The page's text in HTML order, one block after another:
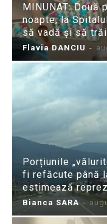
MINUNAT: Două
noapte, la
să vadă și să
Flavia DANCIU -
Porțiunile
fi refăcute până
estimează
Bianca SARA -